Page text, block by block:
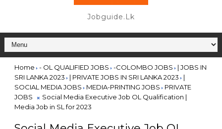
Jobguide.lk
Home - OL QUALIFIED JOBS -COLOMBO JOBS
| JOBS IN
SRI LANKA 2023
| PRIVATE JOBS IN SRI LANKA 2023
|
SOCIAL MEDIA JOBS
MEDIA-PRINTING JOBS
PRIVATE
JOBS
Social Media Executive Job OL Qualification |
Media Job in SL for 2023